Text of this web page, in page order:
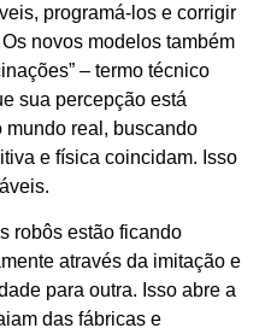
programá-los e corrigir
novos modelos também
– termo técnico
sua percepção está
real, buscando
e física coincidam. Isso
robôs estão ficando
através da imitação e
para outra. Isso abre a
das fábricas e